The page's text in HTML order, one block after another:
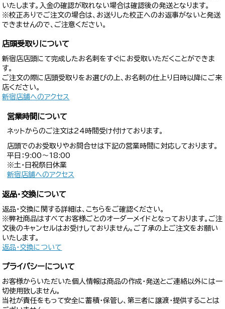
いたします。入金の確認が取れない場合は確認後の発送となります。
※校正ありでご注文の場合は、お送りした校正へのお返事がないと発送
できませんので、ご注意ください。
店頭受取りについて
新宿店店頭にて完成したお名刺をすぐにお受取いただくことができま
す。
ご注文の際に店頭受取りをお選びの上、お名刺の仕上り日時以降にご来
店ください。
新宿店舗へのアクセス
営業時間について
ネットからのご注文は24時間受け付けております。
店頭でのお受取りやお問合せは下記の営業時間に対応しております。
平日：9:00〜18:00
※土・日祝祭日休業
新宿店舗へのアクセス
返品・交換について
返品・交換に関する詳細は、こちらをご確認ください。
※弊社商品はすべてお客様ごとのオーダーメイドとなっております。ご注
文後のキャンセルはお受けしておりません。ご了承の上ご注文をお願い
いたします。
返品・交換について
プライバシーについて
お客様からいただいた個人情報は商品の作成・発送とご連絡以外には一
切使用致しません。
当社が責任をもって安全に蓄積・保管し、第三者に譲渡・提供することは